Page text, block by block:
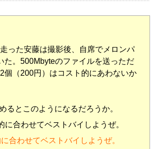
った安藤は撮影後、自席でメロンパ
た。500Mbyteのファイルを送っただ
個（200円）はコスト的にあわないか
るとこのようになるだろうか。
合わせてベストバイしようぜ。